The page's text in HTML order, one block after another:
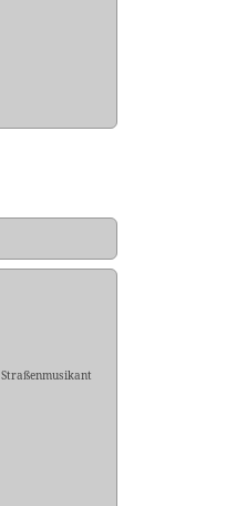
Straßenmusikant